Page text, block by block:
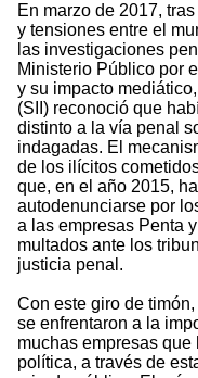
En marzo de 2017,
y tensiones entre el
las investigaciones
Ministerio Público por
y su impacto
(SII) reconoció que
distinto a la vía penal
indagadas. El
de los ilícitos
que, en el año 2015,
autodenunciarse por
a las empresas Penta
multados ante los
justicia penal.
Con este giro de
se enfrentaron a la
muchas empresas
política, a través de